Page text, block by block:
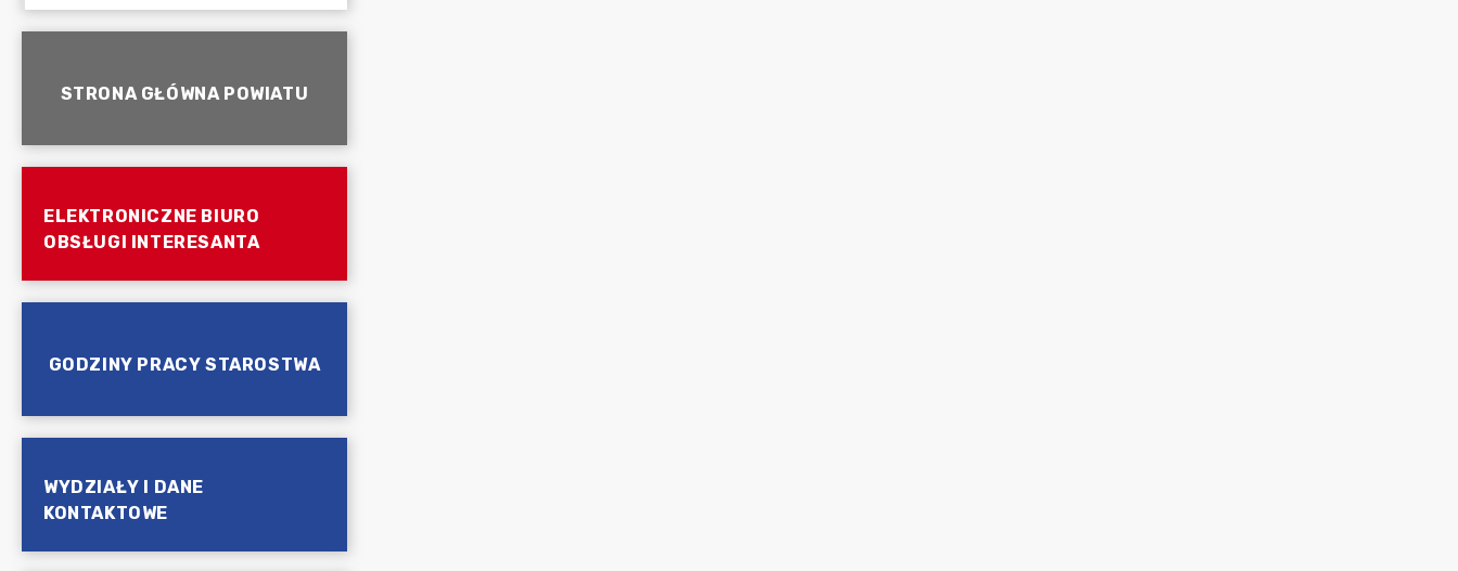
STRONA GŁÓWNA POWIATU
ELEKTRONICZNE BIURO
OBSŁUGI INTERESANTA
GODZINY PRACY STAROSTWA
WYDZIAŁY I DANE
KONTAKTOWE